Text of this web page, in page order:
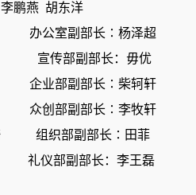
鹏燕 胡东洋
办公室副部长∶杨泽超
宣传部副部长：毋优
企业部副部长∶柴轲轩
众创部副部长∶李牧轩
组织部副部长∶田菲
礼仪部副部长：李王磊